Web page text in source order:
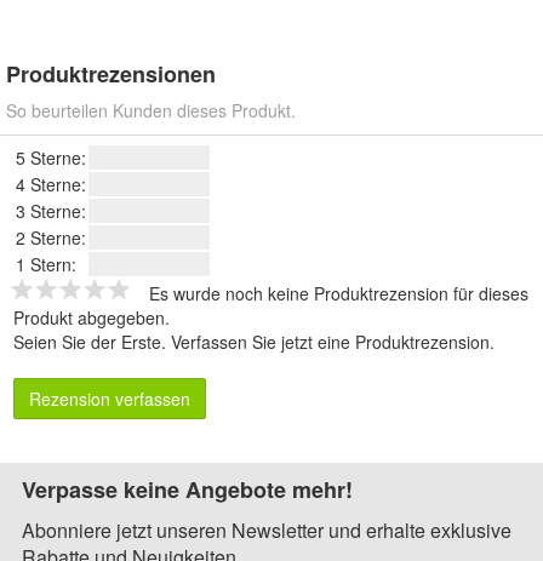
Produktrezensionen
So beurteilen Kunden dieses Produkt.
5 Sterne:
4 Sterne:
3 Sterne:
2 Sterne:
1 Stern:
Es wurde noch keine Produktrezension für dieses
Produkt abgegeben.
Seien Sie der Erste. Verfassen Sie jetzt eine Produktrezension.
Rezension verfassen
Verpasse keine Angebote mehr!
Abonniere jetzt unseren Newsletter und erhalte exklusive